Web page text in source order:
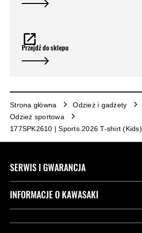
Przejdź do sklepu
Strona główna Odzież i gadżety
Odzież sportowa
177SPK2610 | Sports 2026 T-shirt (Kids)
SERWIS I GWARANCJA
Kontakt
INFORMACJE O KAWASAKI
Dziedzictwo Kawasaki